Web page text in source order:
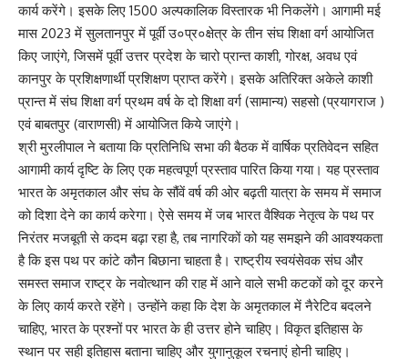
कार्य करेंगे। इसके लिए 1500 अल्पकालिक विस्तारक भी निकलेंगे। आगामी मई
मास 2023 में सुलतानपुर में पूर्वी उ०प्र०क्षेत्र के तीन संघ शिक्षा वर्ग आयोजित
किए जाएंगे, जिसमें पूर्वी उत्तर प्रदेश के चारो प्रान्त काशी, गोरक्ष, अवध एवं
कानपुर के प्रशिक्षणार्थी प्रशिक्षण प्राप्त करेंगे। इसके अतिरिक्त अकेले काशी
प्रान्त में संघ शिक्षा वर्ग प्रथम वर्ष के दो शिक्षा वर्ग (सामान्य) सहसो (प्रयागराज )
एवं बाबतपुर (वाराणसी) में आयोजित किये जाएंगे।
श्री मुरलीपाल ने बताया कि प्रतिनिधि सभा की बैठक में वार्षिक प्रतिवेदन सहित
आगामी कार्य दृष्टि के लिए एक महत्वपूर्ण प्रस्ताव पारित किया गया। यह प्रस्ताव
भारत के अमृतकाल और संघ के सौंवें वर्ष की ओर बढ़ती यात्रा के समय में समाज
को दिशा देने का कार्य करेगा। ऐसे समय में जब भारत वैश्विक नेतृत्व के पथ पर
निरंतर मजबूती से कदम बढ़ा रहा है, तब नागरिकों को यह समझने की आवश्यकता
है कि इस पथ पर कांटे कौन बिछाना चाहता है। राष्ट्रीय स्वयंसेवक संघ और
समस्त समाज राष्ट्र के नवोत्थान की राह में आने वाले सभी कटकों को दूर करने
के लिए कार्य करते रहेंगे। उन्होंने कहा कि देश के अमृतकाल में नैरेटिव बदलने
चाहिए, भारत के प्रश्नों पर भारत के ही उत्तर होने चाहिए। विकृत इतिहास के
स्थान पर सही इतिहास बताना चाहिए और युगानुकूल रचनाएं होनी चाहिए।